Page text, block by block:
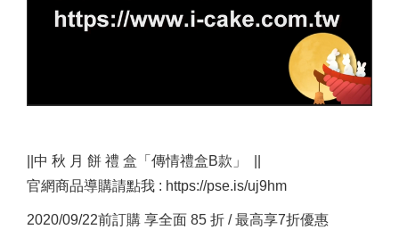
||中 秋 月 餅 禮 盒「傳情禮盒B款」 ||
官網商品導購請點我 : https://pse.is/uj9hm
2020/09/22前訂購 享全面 85 折 / 最高享7折優惠